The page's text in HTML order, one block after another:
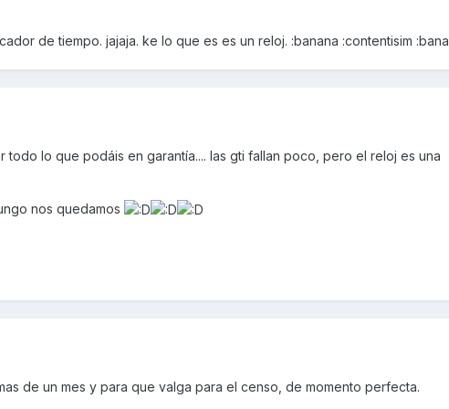
de tiempo. jajaja. ke lo que es es un reloj. :banana :contentisim
todo lo que podáis en garantía.... las gti fallan poco, pero el reloj es una
nos quedamos
de un mes y para que valga para el censo, de momento perfecta.